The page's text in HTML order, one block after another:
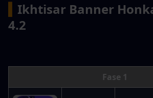
Ikhtisar Banner
4.2
Fase 1